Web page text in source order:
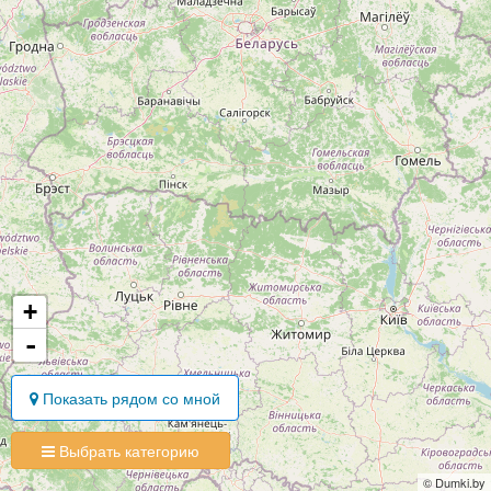
+
-
Показать рядом со мной
Выбрать категорию
© Dumki.by